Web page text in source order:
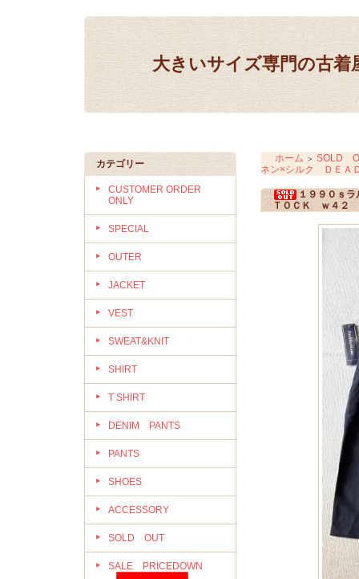
大きいサイズ専門の古
カテゴリー
CUSTOMER ORDER
ONLY
SPECIAL
OUTER
JACKET
VEST
SWEAT&KNIT
SHIRT
T SHIRT
DENIM PANTS
PANTS
SHOES
ACCESSORY
SOLD OUT
SALE PRICEDOWN
ホーム ＞ SOLD
ネン×シルク ＤＥＡ
１９９０ｓ
ＴＯＣＫ ｗ４２